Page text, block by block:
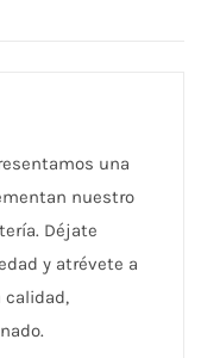
una
nuestro
Déjate
y atrévete a